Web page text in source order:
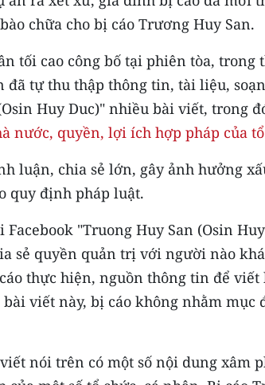
chữa cho bị cáo Trương Huy San.
tối cao công bố tại phiên tòa, trong
đã tự thu thập thông tin, tài liệu,
Huy Duc)" nhiều bài viết, trong
nước, quyền, lợi ích hợp pháp của
luận, chia sẻ lớn, gây ảnh hưởng
quy định pháp luật.
"Truong Huy San (Osin
sẻ quyền quản trị với người nào
thực hiện, nguồn thông tin để viết
viết này, bị cáo không nhằm mục
nói trên có một số nội dung xâm